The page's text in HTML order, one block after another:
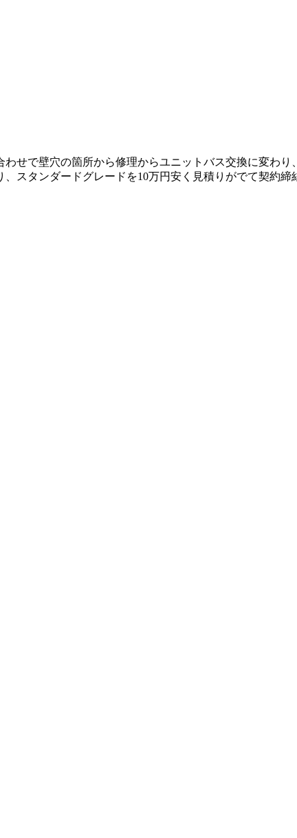
せで壁穴の箇所から修理からユニットバス交換に変わ
スタンダードグレードを10万円安く見積りがでて契約締